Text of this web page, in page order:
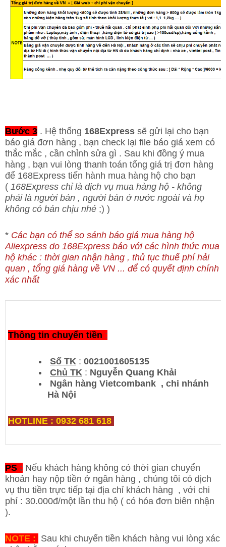
Bước 3 . Hệ thống 168Express sẽ gửi lại cho bạn
báo giá đơn hàng , bạn check lại file báo giá xem có
thắc mắc , cần chỉnh sửa gì . Sau khi đồng ý mua
hàng , bạn vui lòng thanh toán tổng giá trị đơn hàng
để 168Express tiến hành mua hàng hộ cho bạn
( 168Express chỉ là dịch vụ mua hàng hộ - không
phải là người bán , người bán ở nước ngoài và họ
không có bán chịu nhé ;) )
* Các bạn có thể so sánh báo giá mua hàng hộ
Aliexpress do 168Express báo với các hình thức mua
hộ khác : thời gian nhận hàng , thủ tục thuế phí hải
quan , tổng giá hàng về VN ... để có quyết định chính
xác nhất
Thông tin chuyển tiền :
Số TK : 0021001605135
Chủ TK : Nguyễn Quang Khải
Ngân hàng Vietcombank , chi nhánh
Hà Nội
HOTLINE : 0932 681 618
PS : Nếu khách hàng không có thời gian chuyển
khoản hay nộp tiền ở ngân hàng , chúng tôi có dịch
vụ thu tiền trực tiếp tại địa chỉ khách hàng , với chi
phí : 30.000đ/một lần thu hộ ( có hóa đơn biên nhận
).
NOTE : Sau khi chuyển tiền khách hàng vui lòng xác